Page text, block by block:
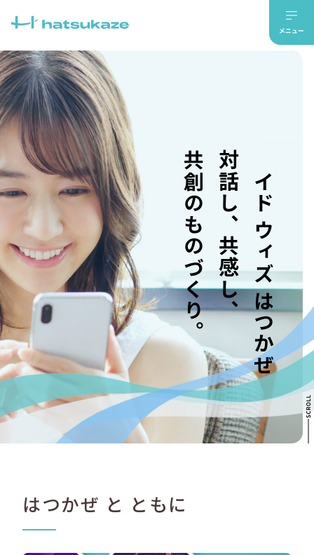
メイド ウィズ はつかぜ
対話し、共感し、
共創のものづくり。
はつかぜ と ともに